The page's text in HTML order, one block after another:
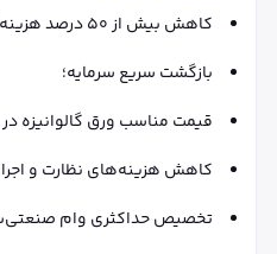
کاهش بیش از ۵۰ درصد هزینه اجرای اسکلت؛
بازگشت سریع سرمایه؛
قیمت مناسب ورق گالوانیزه
کاهش هزینه‌های نظارت و
تخصیص حداکثری وام